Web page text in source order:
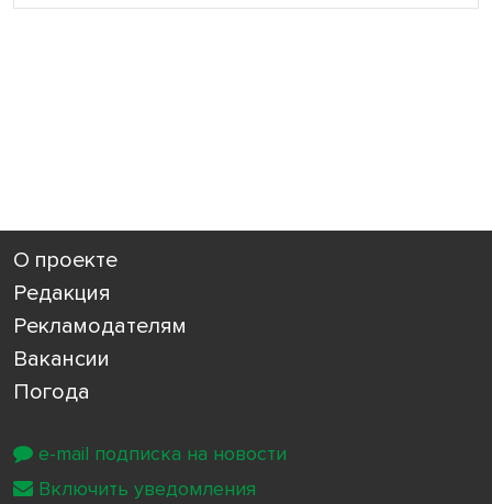
О проекте
Редакция
Рекламодателям
Вакансии
Погода
e-mail подписка на новости
Включить уведомления